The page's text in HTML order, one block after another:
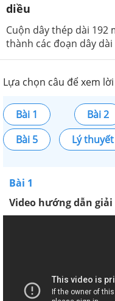
diều
Cuộn dây thép dài 192
thành các đoạn dây dài
Lựa chọn câu để xem
Bài 1 Bài 2
Bài 5
Lý thuyết
Bài 1
Video hướng dẫn giải